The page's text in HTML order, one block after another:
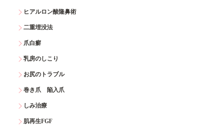
ヒアルロン酸隆鼻術
二重埋没法
爪白癬
乳房のしこり
お尻のトラブル
巻き爪 陥入爪
しみ治療
肌再生FGF